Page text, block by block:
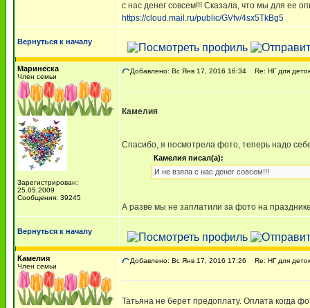
с нас денег совсем!!! Сказала, что мы для ее
https://cloud.mail.ru/public/GVfv/4sx5TkBg5
Вернуться к началу
Маринеска
Член семьи
Зарегистрирован:
25.05.2009
Сообщения: 39245
Добавлено: Вс Янв 17, 2016 16:34 Re: НГ для
Камелия
Спасибо, я посмотрела фото, теперь надо
Камелия писал(а):
И не взяла с нас денег совсем!!!
А разве мы не заплатили за фото на
Вернуться к началу
Камелия
Член семьи
Добавлено: Вс Янв 17, 2016 17:26 Re: НГ для
Татьяна не берет предоплату. Оплата когда